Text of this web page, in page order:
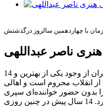
با چهاردهمین سالروز درگذشتش
ناصر عبداللهی
14 سال است موسیقی پاپ ایران از وجود یکی از بهترین و
انقلاب محروم است و اهالی
بدون حضور خواننده‌ای سپری
می‌کنند که از هیچ کس تقلید نمی‌کرد. 14 سال پیش در چنین روزی